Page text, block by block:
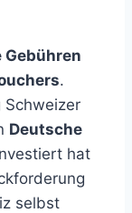
Gebühren
.
Schweizer
Deutsche
hat
selbst